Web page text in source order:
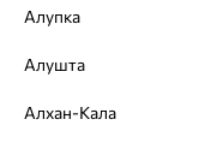
Вид изделия:
Вес:
Цвет металла:
Алупка
Алушта
Алхан-Кала